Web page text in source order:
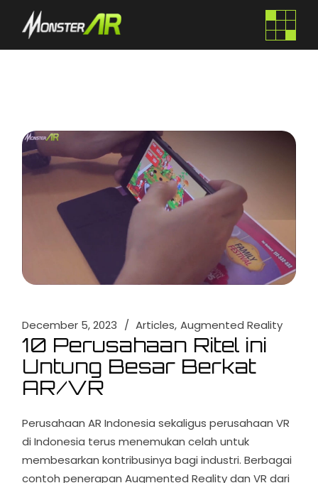
December 5, 2023 Articles Augmented Reality
10 Perusahaan Ritel ini
Untung Besar Berkat
AR/VR
Perusahaan AR Indonesia sekaligus perusahaan VR
di Indonesia terus menemukan celah untuk
membesarkan kontribusinya bagi industri. Berbagai
contoh penerapan Augmented Reality dan VR dari